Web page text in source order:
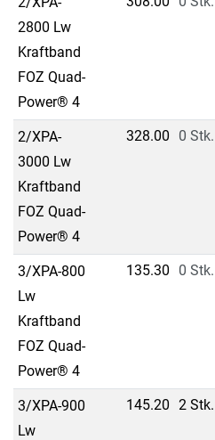
2800 Lw
Kraftband
FOZ Quad-
Power® 4
2/XPA-
3000 Lw
Kraftband
FOZ Quad-
Power® 4
328.00 0 Stk.
3/XPA-800
Lw
Kraftband
FOZ Quad-
Power® 4
135.30 0 Stk.
3/XPA-900
Lw
145.20 2 Stk.